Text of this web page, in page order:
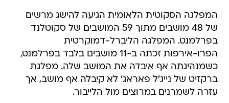
המפלגה הסקוטית הלאומית הגיעה להישג מרשים
של 48 מושבים מתוך 59 המושבים של סקוטלנד
בפרלמנט. המפלגה הליברל-דמוקרטית
הפרו-אירפות זכתה ב-11 מושבים בלבד בפרלמנט,
כשמנהיגתה אף איבדה את המושב שלה. מפלגת
ברקזיט של נייג'ל פאראג' לא קיבלה אף מושב, אך
עזרה לשמרנים במרוצים מול הלייבור.